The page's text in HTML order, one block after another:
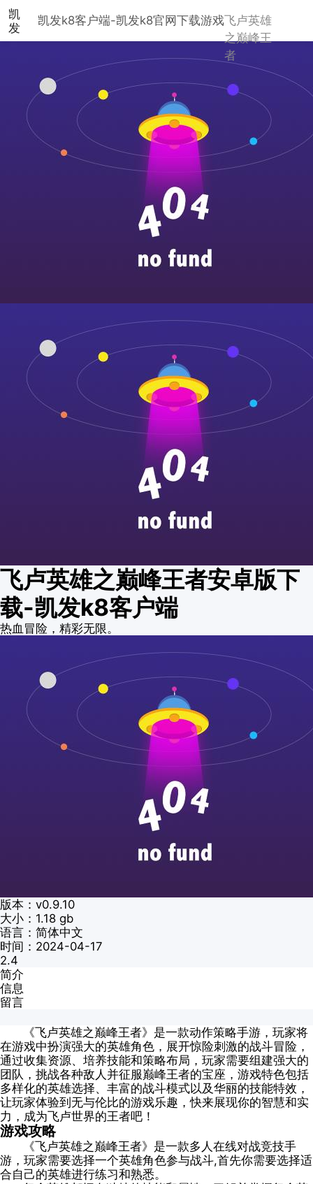
凯
发
k8
凯发k8客户端-凯发k8官网下载游戏飞卢英雄
之巅峰王
者
飞卢英雄之巅峰王者安卓版下
载-凯发k8客户端
热血冒险，精彩无限。
版本：v0.9.10
大小：1.18 gb
语言：简体中文
时间：2024-04-17
2.4
简介
信息
留言
《飞卢英雄之巅峰王者》是一款动作策略手游，玩家将
在游戏中扮演强大的英雄角色，展开惊险刺激的战斗冒险，
通过收集资源、培养技能和策略布局，玩家需要组建强大的
团队，挑战各种敌人并征服巅峰王者的宝座，游戏特色包括
多样化的英雄选择、丰富的战斗模式以及华丽的技能特效，
让玩家体验到无与伦比的游戏乐趣，快来展现你的智慧和实
力，成为飞卢世界的王者吧！
游戏攻略
《飞卢英雄之巅峰王者》是一款多人在线对战竞技手
游，玩家需要选择一个英雄角色参与战斗,首先你需要选择适
合自己的英雄进行练习和熟悉。